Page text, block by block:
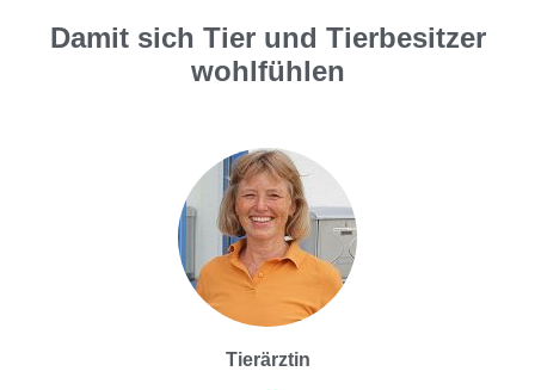
Damit sich Tier und Tierbesitzer
wohlfühlen
Tierärztin